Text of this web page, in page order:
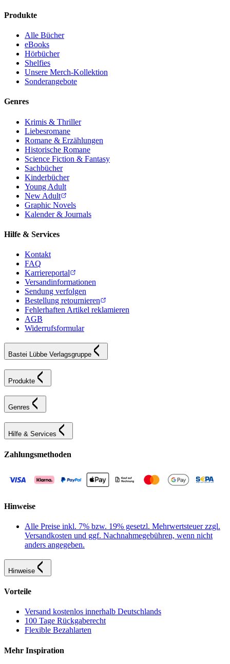
Produkte
Alle Bücher
eBooks
Hörbücher
Shelfies
Unsere Merch-Kollektion
Sonderangebote
Genres
Krimis & Thriller
Liebesromane
Romane & Erzählungen
Historische Romane
Science Fiction & Fantasy
Sachbücher
Kinderbücher
Young Adult
New Adult
Graphic Novels
Kalender & Journals
Hilfe & Services
Kontakt
FAQ
Karriereportal
Versandinformationen
Sendung verfolgen
Bestellung retournieren
Fehlerhaften Artikel reklamieren
AGB
Widerrufsformular
Bastei Lübbe Verlagsgruppe
Produkte
Genres
Hilfe & Services
Zahlungsmethoden
Hinweise
Alle Preise inkl. 7% bzw. 19% gesetzl. Mehrwertsteuer zzgl.
Versandkosten und ggf. Nachnahmegebühren, wenn nicht
anders angegeben.
Hinweise
Vorteile
Versand kostenlos innerhalb Deutschlands
100 Tage Rückgaberecht
Flexible Bezahlarten
Mehr Inspiration